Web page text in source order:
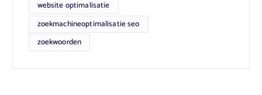
website optimalisatie
zoekmachineoptimalisatie seo
zoekwoorden